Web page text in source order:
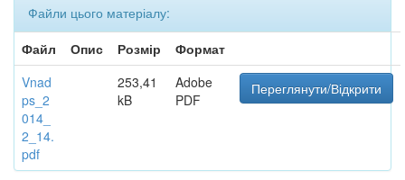
Файли цього матеріалу:
Файл
Опис Розмір
Формат
Vnad
ps_2
014_
2_14.
pdf
253,41
kB
Adobe
PDF
Переглянути/Відкрити